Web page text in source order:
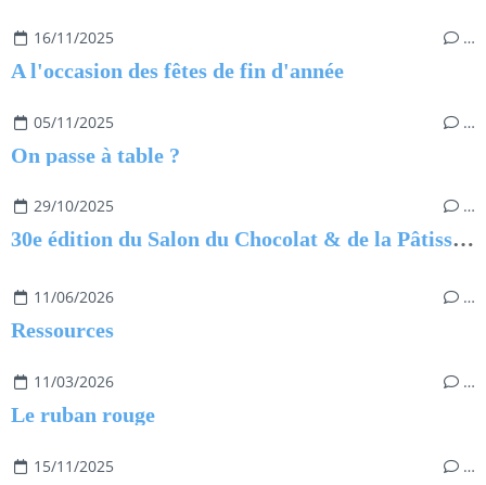
16/11/2025 …
A l'occasion des fêtes de fin d'année
05/11/2025 …
On passe à table ?
29/10/2025 …
30e édition du Salon du Chocolat & de la Pâtisserie
11/06/2026 …
Ressources
11/03/2026 …
Le ruban rouge
15/11/2025 …